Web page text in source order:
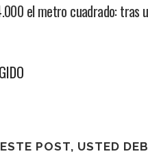
el metro cuadrado: tras
ESTE POST, USTED